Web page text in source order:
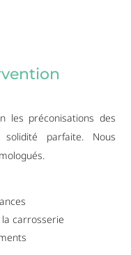
les préconisations des
parfaite. Nous
carrosserie